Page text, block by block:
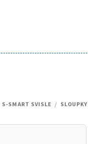
S-SMART SVISLE / SLOUPKY